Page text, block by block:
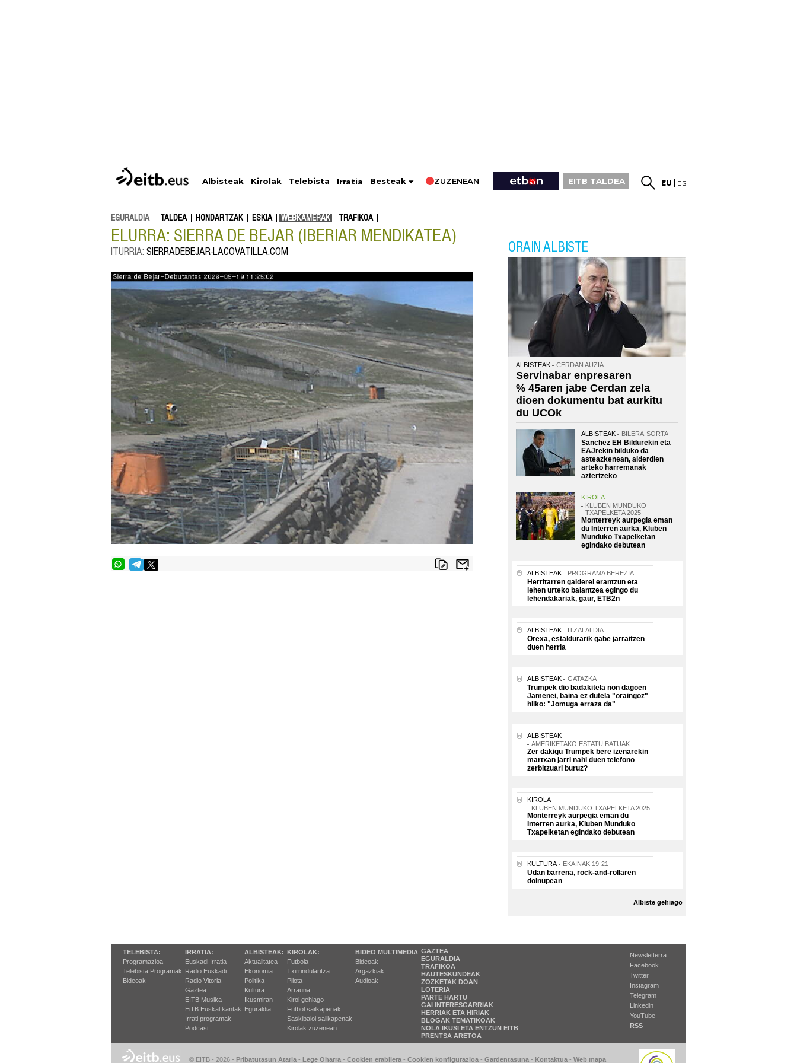
Albisteak Kirolak Telebista Irratia Besteak ZUZENEAN EITB TALDEA EU ES
EGURALDIA TALDEA HONDARTZAK ESKIA WEBKAMERAK TRAFIKOA
ELURRA: SIERRA DE BEJAR (IBERIAR MENDIKATEA)
ITURRIA: SIERRADEBEJAR-LACOVATILLA.COM ORAIN ALBISTE
ALBISTEAK CERDAN AUZIA
Servinabar enpresaren
% 45aren jabe Cerdan zela
dioen dokumentu bat aurkitu
du UCOk
ALBISTEAK BILERA-SORTA
Sanchez EH Bildurekin eta
EAJrekin bilduko da
asteazkenean, alderdien
arteko harremanak
aztertzeko
KIROLA
KLUBEN MUNDUKO
TXAPELKETA 2025
Monterreyk aurpegia eman
du Interren aurka, Kluben
Munduko Txapelketan
egindako debutean
ALBISTEAK PROGRAMA BEREZIA
Herritarren galderei erantzun eta
lehen urteko balantzea egingo du
lehendakariak, gaur, ETB2n
ALBISTEAK ITZALALDIA
Orexa, estaldurarik gabe jarraitzen
duen herria
ALBISTEAK GATAZKA
Trumpek dio badakitela non dagoen
Jamenei, baina ez dutela "oraingoz"
hilko: "Jomuga erraza da"
ALBISTEAK
AMERIKETAKO ESTATU BATUAK
Zer dakigu Trumpek bere izenarekin
martxan jarri nahi duen telefono
zerbitzuari buruz?
KIROLA
KLUBEN MUNDUKO TXAPELKETA 2025
Monterreyk aurpegia eman du
Interren aurka, Kluben Munduko
Txapelketan egindako debutean
KULTURA EKAINAK 19-21
Udan barrena, rock-and-rollaren
doinupean
Albiste gehiago
TELEBISTA:
Programazioa
Telebista Programak
Bideoak
IRRATIA:
Euskadi Irratia
Radio Euskadi
Radio Vitoria
Gaztea
EITB Musika
EiTB Euskal kantak
Irrati programak
Podcast
ALBISTEAK:
Aktualitatea
Ekonomia
Politika
Kultura
Ikusmiran
Eguraldia
KIROLAK:
Futbola
Txirrindularitza
Pilota
Arrauna
Kirol gehiago
Futbol sailkapenak
Saskibaloi sailkapenak
Kirolak zuzenean
BIDEO MULTIMEDIA
Bideoak
Argazkiak
Audioak
GAZTEA
EGURALDIA
TRAFIKOA
HAUTESKUNDEAK
ZOZKETAK DOAN
LOTERIA
PARTE HARTU
GAI INTERESGARRIAK
HERRIAK ETA HIRIAK
BLOGAK TEMATIKOAK
NOLA IKUSI ETA ENTZUN EITB
PRENTSA ARETOA
Newsletterra
Facebook
Twitter
Instagram
Telegram
Linkedin
YouTube
RSS
© EITB - 2026 - Pribatutasun Ataria - Lege Oharra - Cookien erabilera - Cookien konfigurazioa - Gardentasuna - Kontaktua - Web mapa